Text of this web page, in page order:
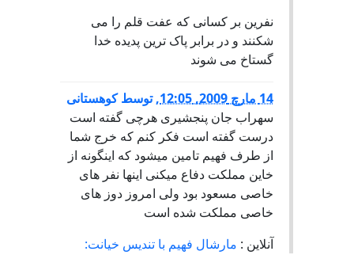
نفرین بر کسانی که عفت قلم را می
شکنند و در برابر پاک ترین پدیده خدا
گستاخ می شوند
14 مارچ 2009, 12:05 ,توسطکوهستانی
سهراب جان پنجشیری هرچی گفته است
درست گفته است فکر کنم که خرج شما
از طرف فهیم تامین میشود که اینگونه از
خاین مملکت دفاع میکنی اینها نفر های
خاصی مسعود بود ولی امروز دوز های
خاصی مملکت شده است
آنلاین : مارشال فهیم با تندیس خیانت: